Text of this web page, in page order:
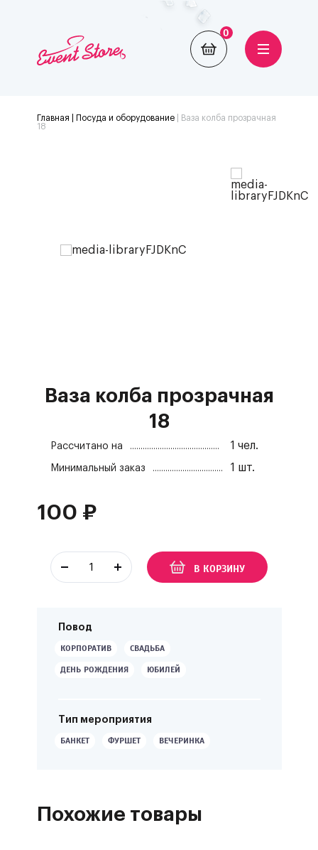
0
Главная | Посуда и оборудование|
Ваза колба прозрачная
18
Повод
КОРПОРАТИВ СВАДЬБА
ДЕНЬ РОЖДЕНИЯ ЮБИЛЕЙ
Тип мероприятия
БАНКЕТ ФУРШЕТ ВЕЧЕРИНКА
Ваза колба прозрачная
18
Рассчитано на 1 чел.
Минимальный заказ 1 шт.
100 ₽
В КОРЗИНУ
Похожие товары